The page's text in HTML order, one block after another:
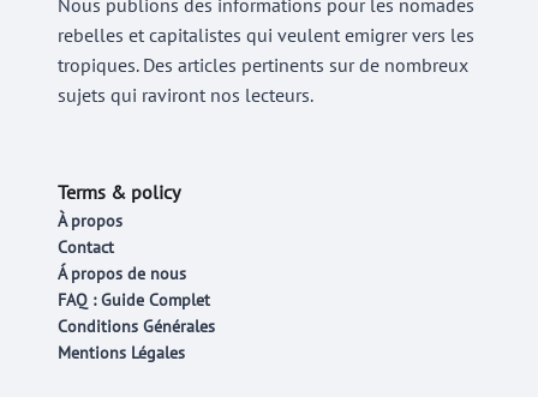
Nous publions des informations pour les nomades
rebelles et capitalistes qui veulent emigrer vers les
tropiques. Des articles pertinents sur de nombreux
sujets qui raviront nos lecteurs.
Terms & policy
À propos
Contact
Á propos de nous
FAQ : Guide Complet
Conditions Générales
Mentions Légales